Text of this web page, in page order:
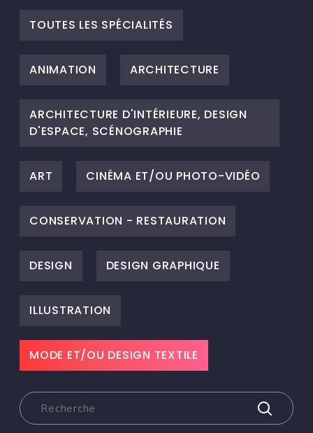
TOUTES LES SPÉCIALITÉS
ANIMATION ARCHITECTURE
ARCHITECTURE D'INTÉRIEURE, DESIGN
D'ESPACE, SCÉNOGRAPHIE
ART CINÉMA ET/OU PHOTO-VIDÉO
CONSERVATION - RESTAURATION
DESIGN DESIGN GRAPHIQUE
ILLUSTRATION
MODE ET/OU DESIGN TEXTILE